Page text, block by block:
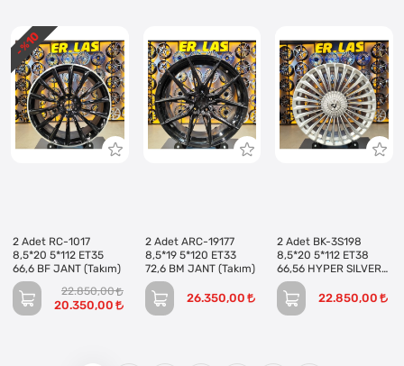
2 Adet RC-1017
8,5*20 5*112 ET35
66,6 BF JANT (Takım)
22.850,00
20.350,00
- %
10
2 Adet ARC-19177
8,5*19 5*120 ET33
72,6 BM JANT (Takım)
26.350,00
2 Adet BK-3S198
8,5*20 5*112 ET38
66,56 HYPER SILVER
JANT (Takım)
22.850,00